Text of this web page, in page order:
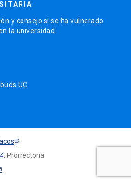
y consejo si se ha vulnerado
la universidad.
UC
, Prorrectoría